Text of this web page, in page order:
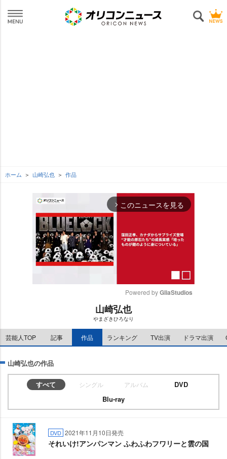
ホーム 山崎弘也 作品
arrow_forward_ios このニュースを見る
e
Powered by GliaStudios
山崎弘也
まざきひろなり
芸能人TOP 記事 作品 ランキング TV出演 ドラマ出演
山崎弘也の作品
すべて シングル アルバム
DVD
Blu-ray
DVD 2021年11月10日発売
それいけ!アンパンマン ふわふわフワリーと雲の国